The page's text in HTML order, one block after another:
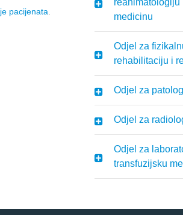
reanimatologiju
medicinu
Odjel za
rehabilitaciju i
Odjel za
Odjel za
Odjel za
transfuzijsku
pacijenata.